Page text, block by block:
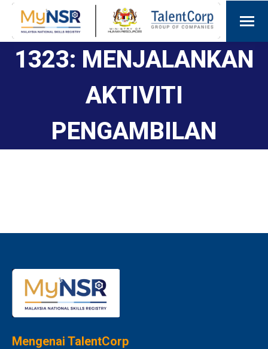
1323: MENJALANKAN
AKTIVITI
PENGAMBILAN
Mengenai TalentCorp